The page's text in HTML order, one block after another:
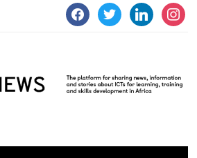
facebooktwitter linkedin